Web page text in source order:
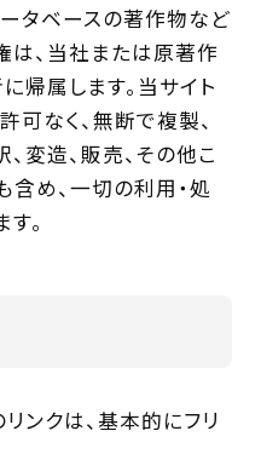
ータベースの著作物など
は、当社または原著作
帰属します。当サイト
なく、無断で複製、
変造、販売、その他こ
め、一切の利用・処
。
ンクは、基本的にフリ